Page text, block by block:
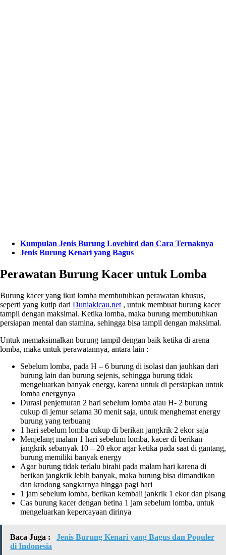
Kumpulan Jenis Burung Lovebird dan Cara Ternaknya
Jenis Burung Kenari yang Bagus
Perawatan Burung Kacer untuk Lomba
Burung kacer yang ikut lomba membutuhkan perawatan khusus,
seperti yang kutip dari Duniakicau.net , untuk membuat burung kacer
tampil dengan maksimal. Ketika lomba, maka burung membutuhkan
persiapan mental dan stamina, sehingga bisa tampil dengan maksimal.
Untuk memaksimalkan burung tampil dengan baik ketika di arena
lomba, maka untuk perawatannya, antara lain :
Sebelum lomba, pada H – 6 burung di isolasi dan jauhkan dari
burung lain dan burung sejenis, sehingga burung tidak
mengeluarkan banyak energy, karena untuk di persiapkan untuk
lomba energynya
Durasi penjemuran 2 hari sebelum lomba atau H- 2 burung
cukup di jemur selama 30 menit saja, untuk menghemat energy
burung yang terbuang
1 hari sebelum lomba cukup di berikan jangkrik 2 ekor saja
Menjelang malam 1 hari sebelum lomba, kacer di berikan
jangkrik sebanyak 10 – 20 ekor agar ketika pada saat di gantang,
burung memiliki banyak energy
Agar burung tidak terlalu birahi pada malam hari karena di
berikan jangkrik lebih banyak, maka burung bisa dimandikan
dan krodong sangkarnya hingga pagi hari
1 jam sebelum lomba, berikan kembali jankrik 1 ekor dan pisang
Cas burung kacer dengan betina 1 jam sebelum lomba, untuk
mengeluarkan kepercayaan dirinya
Baca Juga :
Jenis Burung Kenari yang Bagus dan Populer
di Indonesia